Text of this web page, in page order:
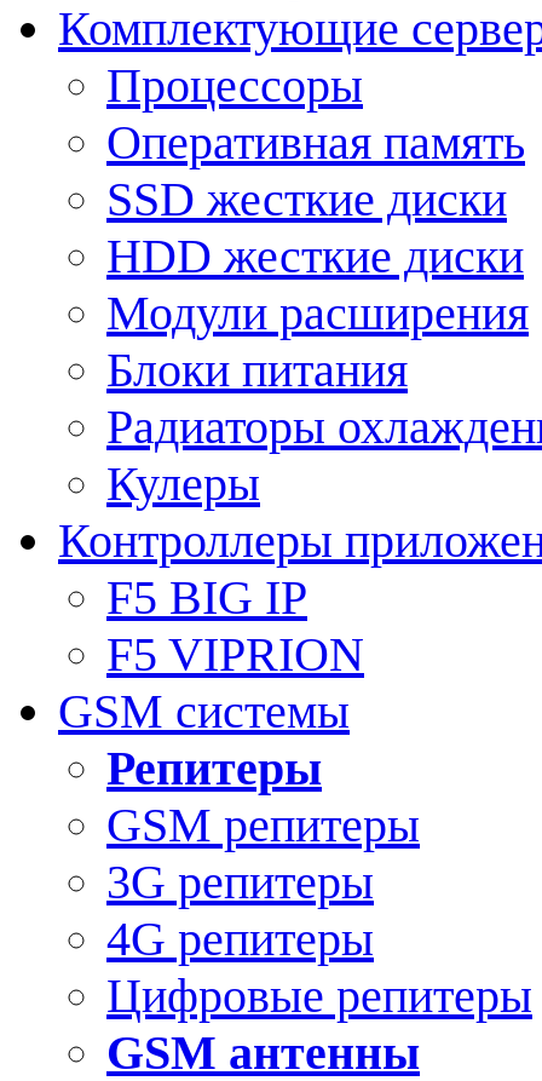
Комплектующие
Процессоры
Оперативная память
SSD жесткие диски
HDD жесткие диски
Модули расширения
Блоки питания
Радиаторы
Кулеры
Контроллеры
F5 BIG IP
F5 VIPRION
GSM системы
Репитеры
GSM репитеры
3G репитеры
4G репитеры
Цифровые репитеры
GSM антенны